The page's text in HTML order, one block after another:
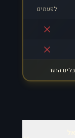
לפעמים
החזר